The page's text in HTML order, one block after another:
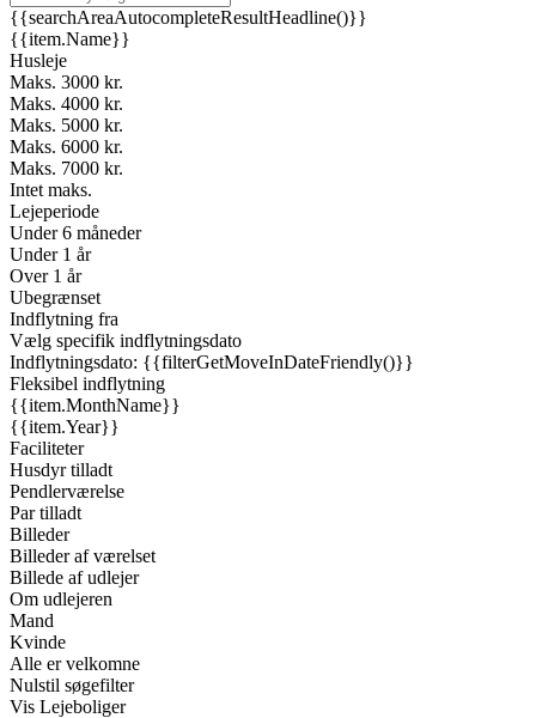
{{searchAreaAutocompleteResultHeadline()}}
{{item.Name}}
Husleje
Maks. 3000 kr.
Maks. 4000 kr.
Maks. 5000 kr.
Maks. 6000 kr.
Maks. 7000 kr.
Intet maks.
Lejeperiode
Under 6 måneder
Under 1 år
Over 1 år
Ubegrænset
Indflytning fra
Vælg specifik indflytningsdato
Indflytningsdato: {{filterGetMoveInDateFriendly()}}
Fleksibel indflytning
{{item.MonthName}}
{{item.Year}}
Faciliteter
Husdyr tilladt
Pendlerværelse
Par tilladt
Billeder
Billeder af værelset
Billede af udlejer
Om udlejeren
Mand
Kvinde
Alle er velkomne
Nulstil søgefilter
Vis Lejeboliger